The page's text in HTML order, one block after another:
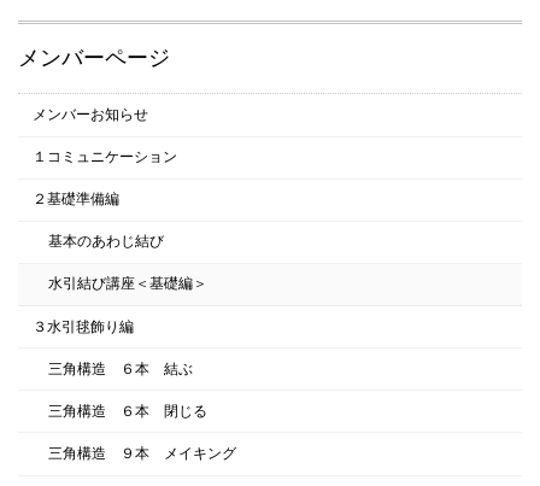
メンバーページ
メンバーお知らせ
１コミュニケーション
２基礎準備編
基本のあわじ結び
水引結び講座＜基礎編＞
３水引毬飾り編
三角構造 ６本 結ぶ
三角構造 ６本 閉じる
三角構造 ９本 メイキング